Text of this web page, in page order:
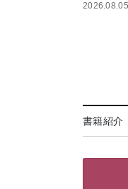
2026.08.05
書籍紹介